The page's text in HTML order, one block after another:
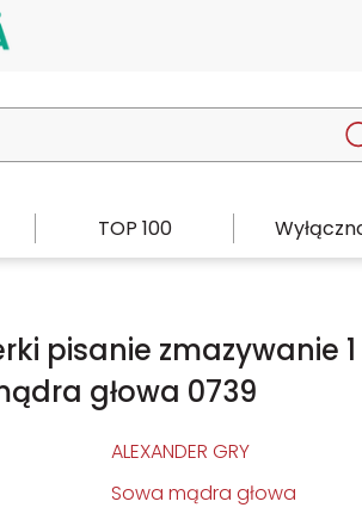
TOP 100
pisanie zmazywanie 1
głowa 0739
ALEXANDER GRY
Sowa mądra głowa